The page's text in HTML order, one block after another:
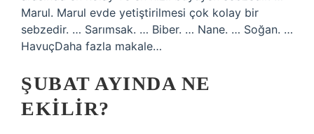
Marul. Marul evde yetiştirilmesi çok kolay bir
sebzedir. … Sarımsak. … Biber. … Nane. … Soğan. …
HavuçDaha fazla makale…
ŞUBAT AYINDA NE
EKILIR?